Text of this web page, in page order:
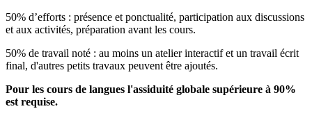
50% d’efforts : présence et ponctualité, participation aux discussions
et aux activités, préparation avant les cours.
50% de travail noté : au moins un atelier interactif et un travail écrit
final, d'autres petits travaux peuvent être ajoutés.
Pour les cours de langues l'assiduité globale supérieure à 90%
est requise.